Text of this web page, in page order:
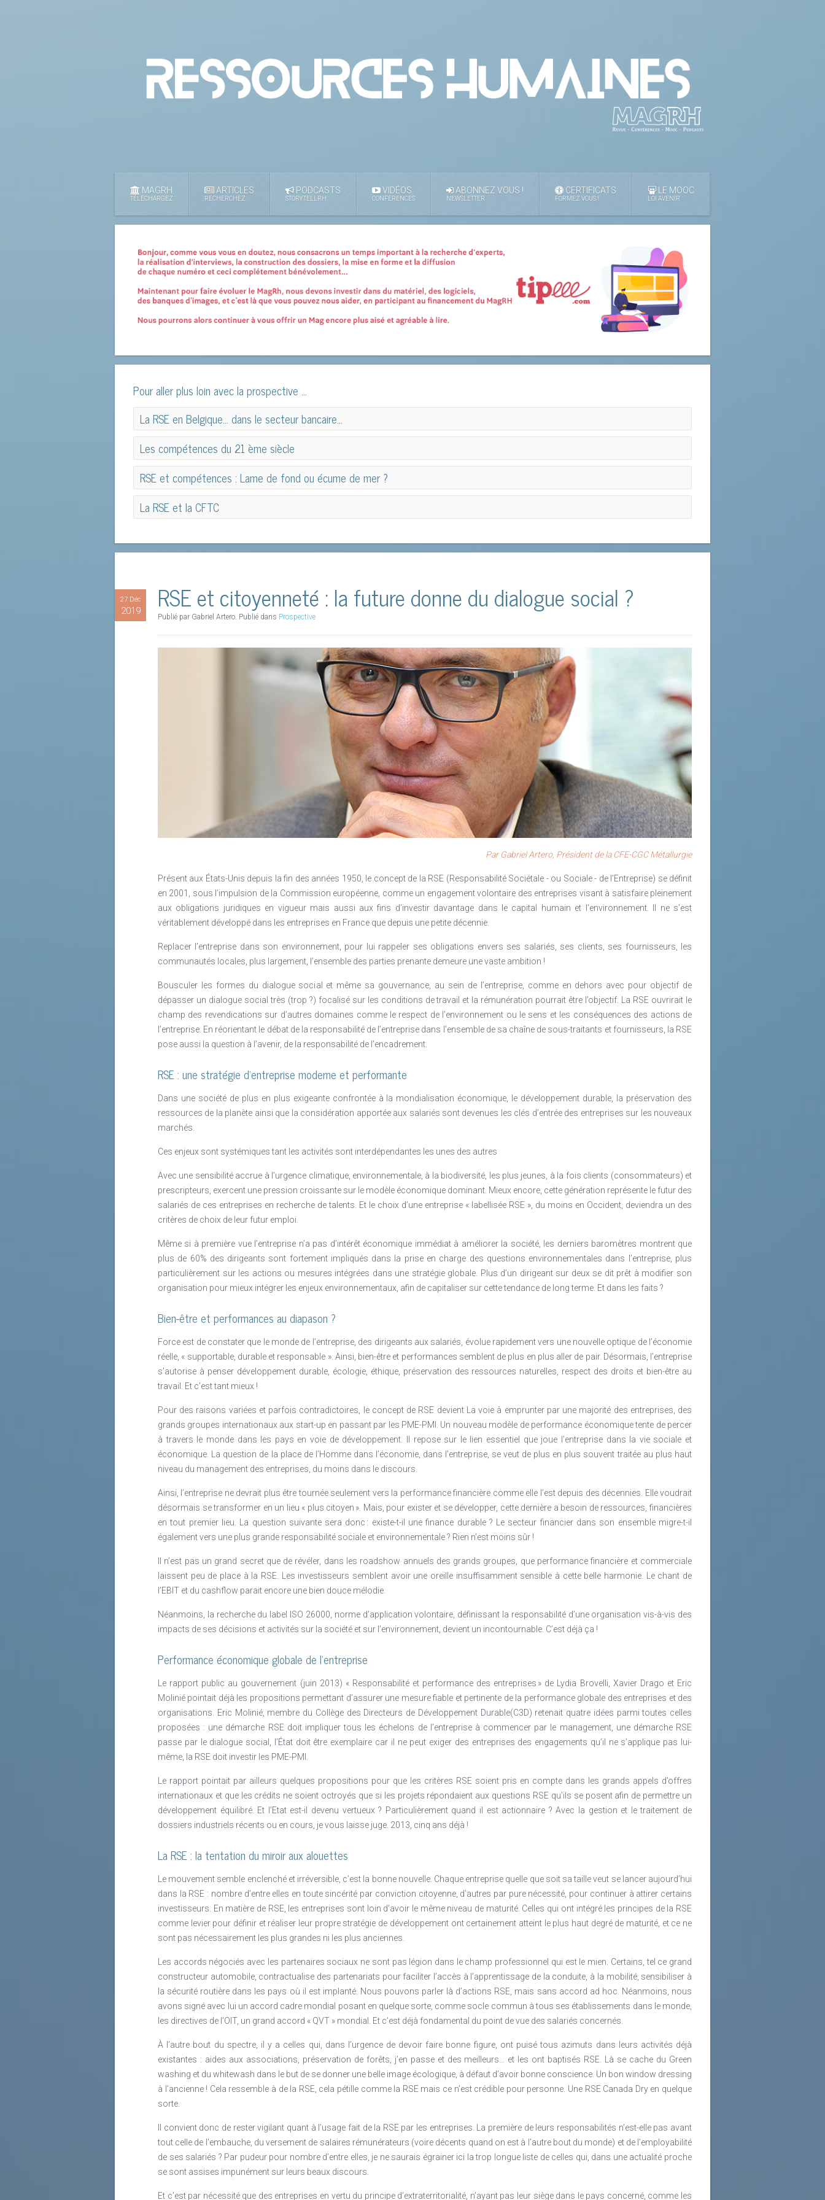
MAGRH
TÉLÉCHARGEZ
ARTICLES
RECHERCHEZ
PODCASTS
STORYTELLRH
VIDÉOS
CONFÉRENCES
ABONNEZ VOUS !
NEWSLETTER
CERTIFICATS
FORMEZ VOUS !
LE MOOC
LOI AVENIR
Pour aller plus loin avec la prospective ...
La RSE en Belgique… dans le secteur bancaire…
La RSE en Belgique… dans le secteur bancaire…
Interview de Wilfried Remans, Directeur Corporate Social Responsability au sein de BNP Paribas Fortis.
Monsieur Remans, s’il fallait vous présenter vous-même que diriez-vous ?
Je suis responsable de la RSE et des Affaires Publiques depuis deux ans et demi, chez BNP Paribas-Fortis après avoir été Directeur des
Affaires Sociales et membre des effectifs RH (Bien être au travail, relations sociales…) pour le reste vous pouvez voir mon profil LinkedIn…
Les compétences du 21 ème siècle
Les compétences du 21 ème siècle
Régulièrement nous demandons à l'auteur d'un ouvrage récent de se livrer à l'exercice de
Jeremy :Tout d’abord, ne trouvez-vous pas le terme « Compétences du 21ème Siècle » un
Jeremy :
De toute évidence bien sûr que oui. En revanche je considère qu’il est approprié au
sujet, et permet de comprendre explicitement l’enjeu abordé. Et surtout, c’est le terme
traduction de « 21st Century Skills ». On retrouve ce terme dans des mémos datant de 1998
chez Microsoft, IBM et Cisco notamment. Ces géants de la technologie avaient à l’époque
créé une initiative commune pour travailler sur les compétences nécessaires dans le
monde du travail, une fois que leurs technologies seraient installées un peu partout.
L’explosion de la bulle Internet a quelque peu stoppé ces bonnes volontés. L’OCDE utilise ce
terme depuis plus de 10 ans, le World Economic Forum depuis 2016, et il existe des
modèles de ces compétences créés par de nombreuses organisations spécialisées.
Lire la suite
RSE et compétences : Lame de fond ou écume de mer ?
RSE et compétences : Lame de fond ou écume de mer ?
Par Elisabeth Provost Vanhecke
Pour certaines entités, satisfaire aux principes systémiques de la Responsabilité Sociétale des Entreprises (RSE) ne signifie pas pour autant
prendre en compte la « pratique » individuelle dans la construction de la compétence, ni les circonstances dans lesquelles elle s’est fabriquée.
Ces entreprises oublient que si l’environnement de la personne ne lui est pas favorable, celle-ci peut se retrouver de facto en situation
d’incompétence. Dans ces circonstances, quel est le lien avec la « compétence artefact » du référentiel de compétences, qui fait l’impasse sur
les conditions subjectives de son émergence ?
Lire la suite
La RSE et la CFTC
en compte systématique de ces questions dans les décisions stratégiques des entreprises et les politiques publiques. In fine, il s’agit de
transformer notre modèle capitaliste en une économie davantage respectueuse de l’humain et de son environnement.
Ainsi, la CFTC défend ardemment une transition écologique socialement juste de notre société, comme en témoignent nos « 66 propositions
pour un pacte social et écologique », formulées avec d’autres acteurs de la société civile. Notre confédération est en effet convaincue qu’un tel
changement de modèle constitue une opportunité pour renforcer notre compétitivité, redynamiser nos territoires, créer des emplois de qualité,
redéfinir notre contrat social et préserver notre environnement. A nous de la saisir !
27 Déc
2019 RSE et citoyenneté : la future donne du dialogue social ?
Publié par Gabriel Artero. Publié dans Prospective
Par Gabriel Artero, Président de la CFE-CGC Métallurgie
Présent aux États-Unis depuis la fin des années 1950, le concept de la RSE (Responsabilité Sociétale - ou Sociale - de l’Entreprise) se définit
en 2001, sous l’impulsion de la Commission européenne, comme un engagement volontaire des entreprises visant à satisfaire pleinement
aux obligations juridiques en vigueur mais aussi aux fins d’investir davantage dans le capital humain et l’environnement. Il ne s’est
véritablement développé dans les entreprises en France que depuis une petite décennie.
Replacer l’entreprise dans son environnement, pour lui rappeler ses obligations envers ses salariés, ses clients, ses fournisseurs, les
communautés locales, plus largement, l’ensemble des parties prenante demeure une vaste ambition !
Bousculer les formes du dialogue social et même sa gouvernance, au sein de l’entreprise, comme en dehors avec pour objectif de
dépasser un dialogue social très (trop ?) focalisé sur les conditions de travail et la rémunération pourrait être l’objectif. La RSE ouvrirait le
champ des revendications sur d’autres domaines comme le respect de l’environnement ou le sens et les conséquences des actions de
l’entreprise. En réorientant le débat de la responsabilité de l’entreprise dans l’ensemble de sa chaîne de sous-traitants et fournisseurs, la RSE
pose aussi la question à l’avenir, de la responsabilité de l’encadrement.
RSE : une stratégie d’entreprise moderne et performante
Dans une société de plus en plus exigeante confrontée à la mondialisation économique, le développement durable, la préservation des
ressources de la planète ainsi que la considération apportée aux salariés sont devenues les clés d’entrée des entreprises sur les nouveaux
marchés.
Ces enjeux sont systémiques tant les activités sont interdépendantes les unes des autres
Avec une sensibilité accrue à l’urgence climatique, environnementale, à la biodiversité, les plus jeunes, à la fois clients (consommateurs) et
prescripteurs, exercent une pression croissante sur le modèle économique dominant. Mieux encore, cette génération représente le futur des
salariés de ces entreprises en recherche de talents. Et le choix d’une entreprise « labellisée RSE », du moins en Occident, deviendra un des
critères de choix de leur futur emploi.
Même si à première vue l’entreprise n’a pas d’intérêt économique immédiat à améliorer la société, les derniers baromètres montrent que
plus de 60% des dirigeants sont fortement impliqués dans la prise en charge des questions environnementales dans l’entreprise, plus
particulièrement sur les actions ou mesures intégrées dans une stratégie globale. Plus d’un dirigeant sur deux se dit prêt à modifier son
organisation pour mieux intégrer les enjeux environnementaux, afin de capitaliser sur cette tendance de long terme. Et dans les faits ?
Bien-être et performances au diapason ?
Force est de constater que le monde de l’entreprise, des dirigeants aux salariés, évolue rapidement vers une nouvelle optique de l’économie
réelle, « supportable, durable et responsable ». Ainsi, bien-être et performances semblent de plus en plus aller de pair. Désormais, l’entreprise
s’autorise à penser développement durable, écologie, éthique, préservation des ressources naturelles, respect des droits et bien-être au
travail. Et c’est tant mieux !
Pour des raisons variées et parfois contradictoires, le concept de RSE devient La voie à emprunter par une majorité des entreprises, des
grands groupes internationaux aux start-up en passant par les PME-PMI. Un nouveau modèle de performance économique tente de percer
à travers le monde dans les pays en voie de développement. Il repose sur le lien essentiel que joue l’entreprise dans la vie sociale et
économique. La question de la place de l’Homme dans l’économie, dans l’entreprise, se veut de plus en plus souvent traitée au plus haut
niveau du management des entreprises, du moins dans le discours.
Ainsi, l’entreprise ne devrait plus être tournée seulement vers la performance financière comme elle l’est depuis des décennies. Elle voudrait
désormais se transformer en un lieu « plus citoyen ». Mais, pour exister et se développer, cette dernière a besoin de ressources, financières
en tout premier lieu. La question suivante sera donc : existe-t-il une finance durable ? Le secteur financier dans son ensemble migre-t-il
également vers une plus grande responsabilité sociale et environnementale ? Rien n’est moins sûr !
Il n’est pas un grand secret que de révéler, dans les roadshow annuels des grands groupes, que performance financière et commerciale
laissent peu de place à la RSE. Les investisseurs semblent avoir une oreille insuffisamment sensible à cette belle harmonie. Le chant de
l’EBIT et du cashflow parait encore une bien douce mélodie.
Néanmoins, la recherche du label ISO 26000, norme d’application volontaire, définissant la responsabilité d’une organisation vis-à-vis des
impacts de ses décisions et activités sur la société et sur l’environnement, devient un incontournable. C’est déjà ça !
Performance économique globale de l’entreprise
Le rapport public au gouvernement (juin 2013) « Responsabilité et performance des entreprises » de Lydia Brovelli, Xavier Drago et Eric
Molinié pointait déjà les propositions permettant d’assurer une mesure fiable et pertinente de la performance globale des entreprises et des
organisations. Eric Molinié, membre du Collège des Directeurs de Développement Durable(C3D) retenait quatre idées parmi toutes celles
proposées : une démarche RSE doit impliquer tous les échelons de l’entreprise à commencer par le management, une démarche RSE
passe par le dialogue social, l’État doit être exemplaire car il ne peut exiger des entreprises des engagements qu’il ne s’applique pas lui-
même, la RSE doit investir les PME-PMI.
Le rapport pointait par ailleurs quelques propositions pour que les critères RSE soient pris en compte dans les grands appels d’offres
internationaux et que les crédits ne soient octroyés que si les projets répondaient aux questions RSE qu’ils se posent afin de permettre un
développement équilibré. Et l’Etat est-il devenu vertueux ? Particulièrement quand il est actionnaire ? Avec la gestion et le traitement de
dossiers industriels récents ou en cours, je vous laisse juge. 2013, cinq ans déjà !
La RSE : la tentation du miroir aux alouettes
Le mouvement semble enclenché et irréversible, c’est la bonne nouvelle. Chaque entreprise quelle que soit sa taille veut se lancer aujourd’hui
dans la RSE : nombre d’entre elles en toute sincérité par conviction citoyenne, d’autres par pure nécessité, pour continuer à attirer certains
investisseurs. En matière de RSE, les entreprises sont loin d’avoir le même niveau de maturité. Celles qui ont intégré les principes de la RSE
comme levier pour définir et réaliser leur propre stratégie de développement ont certainement atteint le plus haut degré de maturité, et ce ne
sont pas nécessairement les plus grandes ni les plus anciennes.
Les accords négociés avec les partenaires sociaux ne sont pas légion dans le champ professionnel qui est le mien. Certains, tel ce grand
constructeur automobile, contractualise des partenariats pour faciliter l’accès à l’apprentissage de la conduite, à la mobilité, sensibiliser à
la sécurité routière dans les pays où il est implanté. Nous pouvons parler là d’actions RSE, mais sans accord ad hoc. Néanmoins, nous
avons signé avec lui un accord cadre mondial posant en quelque sorte, comme socle commun à tous ses établissements dans le monde,
les directives de l’OIT, un grand accord « QVT » mondial. Et c’est déjà fondamental du point de vue des salariés concernés.
À l’autre bout du spectre, il y a celles qui, dans l’urgence de devoir faire bonne figure, ont puisé tous azimuts dans leurs activités déjà
existantes : aides aux associations, préservation de forêts, j’en passe et des meilleurs… et les ont baptisés RSE. Là se cache du Green
washing et du whitewash dans le but de se donner une belle image écologique, à défaut d’avoir bonne conscience. Un bon window dressing
à l’ancienne ! Cela ressemble à de la RSE, cela pétille comme la RSE mais ce n’est crédible pour personne. Une RSE Canada Dry en quelque
sorte.
Il convient donc de rester vigilant quant à l’usage fait de la RSE par les entreprises. La première de leurs responsabilités n’est-elle pas avant
tout celle de l’embauche, du versement de salaires rémunérateurs (voire décents quand on est à l’autre bout du monde) et de l’employabilité
de ses salariés ? Par pudeur pour nombre d’entre elles, je ne saurais égrainer ici la trop longue liste de celles qui, dans une actualité proche
se sont assises impunément sur leurs beaux discours.
Et c’est par nécessité que des entreprises en vertu du principe d’extraterritorialité, n’ayant pas leur siège dans le pays concerné, comme les